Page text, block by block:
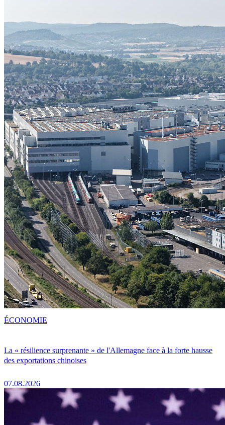
La « résilience surprenante » de l'Allemagne face à la forte hausse
des exportations chinoises
07.08.2026
ÉCONOMIE